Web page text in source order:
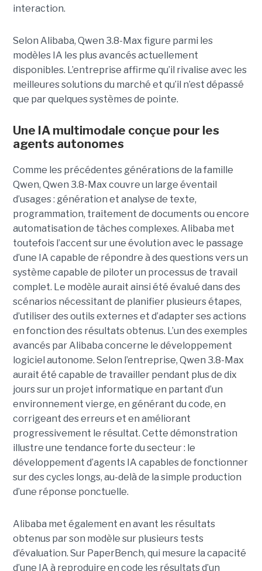
interaction.
Selon Alibaba, Qwen 3.8-Max figure parmi les
modèles IA les plus avancés actuellement
disponibles. L’entreprise affirme qu’il rivalise avec les
meilleures solutions du marché et qu’il n’est dépassé
que par quelques systèmes de pointe.
Une IA multimodale conçue pour les
agents autonomes
Comme les précédentes générations de la famille
Qwen, Qwen 3.8-Max couvre un large éventail
d’usages : génération et analyse de texte,
programmation, traitement de documents ou encore
automatisation de tâches complexes. Alibaba met
toutefois l’accent sur une évolution avec le passage
d’une IA capable de répondre à des questions vers un
système capable de piloter un processus de travail
complet. Le modèle aurait ainsi été évalué dans des
scénarios nécessitant de planifier plusieurs étapes,
d’utiliser des outils externes et d’adapter ses actions
en fonction des résultats obtenus. L’un des exemples
avancés par Alibaba concerne le développement
logiciel autonome. Selon l’entreprise, Qwen 3.8-Max
aurait été capable de travailler pendant plus de dix
jours sur un projet informatique en partant d’un
environnement vierge, en générant du code, en
corrigeant des erreurs et en améliorant
progressivement le résultat. Cette démonstration
illustre une tendance forte du secteur : le
développement d’agents IA capables de fonctionner
sur des cycles longs, au-delà de la simple production
d’une réponse ponctuelle.
Alibaba met également en avant les résultats
obtenus par son modèle sur plusieurs tests
d’évaluation. Sur PaperBench, qui mesure la capacité
d’une IA à reproduire en code les résultats d’un